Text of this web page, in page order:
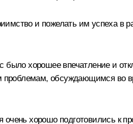
и пожелать им успеха
хорошее впечатление и
обсуждающимся во
хорошо подготовились